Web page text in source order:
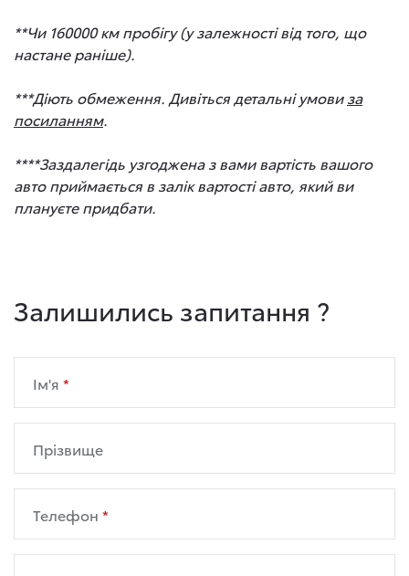
**Чи 160000 км пробігу (у залежності від того, що
настане раніше).
***Діють обмеження. Дивіться детальні умовиза
посиланням.
****Заздалегідь узгоджена з вами вартість вашого
авто приймається в залік вартості авто, який ви
плануєте придбати.
Залишились запитання ?
Ім'я
Прізвище
Телефон